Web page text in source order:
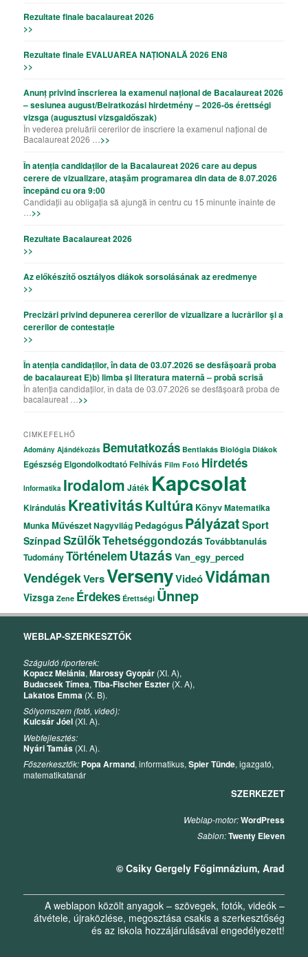
Rezultate finale bacalaureat 2026
>>
Rezultate finale EVALUAREA NAȚIONALĂ 2026 EN8
>>
Anunț privind înscrierea la examenul național de Bacalaureat 2026
– sesiunea august/Beiratkozási hirdetmény – 2026-ös érettségi
vizsga (augusztusi vizsgaidőszak)
În vederea preluării cererilor de înscriere la examenul național de
Bacalaureat 2026 … >>
În atenția candidaților de la Bacalaureat 2026 care au depus
cerere de vizualizare, atașăm programarea din data de 8.07.2026
începând cu ora 9:00
Candidații au obligația să ajungă în centru cu 15 minunte înainte de
>>
Rezultate Bacalaureat 2026
>>
Az előkészítő osztályos diákok sorsolásának az eredmenye
>>
Precizǎri privind depunerea cererilor de vizualizare a lucrǎrilor şi a
cererilor de contestație
>>
În atenția candidaților, în data de 03.07.2026 se desfășoară proba
de bacalaureat E)b) limba și literatura maternă – probă scrisă
În atenția candidaților, în data de 03.07.2026 se desfășoară proba de
bacalaureat … >>
CIMKEFELHŐ
Adomány Ajándékozás Bemutatkozás Bentlakás Biológia Diákok
Egészség ElgondolkodtatóFelhívás Film Fotó Hirdetés
Informatika Irodalom Játék Kapcsolat
Kirándulás KreativitásKultúra KönyvMatematika
MunkaMűvészetNagyvilág Pedagógus PályázatSport
Színpad SzülőkTehetséggondozásTovábbtanulás
TudományTörténelem Utazás Van_egy_perced
VendégekVersVersenyVideóVidáman
Vizsga Zene Érdekes Érettségi Ünnep
WEBLAP-SZERKESZTŐK
Száguldó riporterek:
Kopacz Melánia,Marossy Gyopár (XI. A),
Budacsek Tímea,Tiba-Fischer Eszter (X. A),
Lakatos Emma (X. B).
Sólyomszem (fotó, videó):
Kulcsár Jóel (XI. A).
Webfejlesztés:
Nyári Tamás (XI. A).
Főszerkesztők: Popa Armand, informatikus,Spier Tünde, igazgató,
matematikatanár
SZERKEZET
Weblap-motor:WordPress
Sablon:Twenty Eleven
© Csiky Gergely Főgimnázium, Arad
A weblapon közölt anyagok – szövegek, fotók, videók –
átvétele, újraközlése, megosztása csakis a szerkesztőség
és az iskola hozzájárulásával engedélyezett!